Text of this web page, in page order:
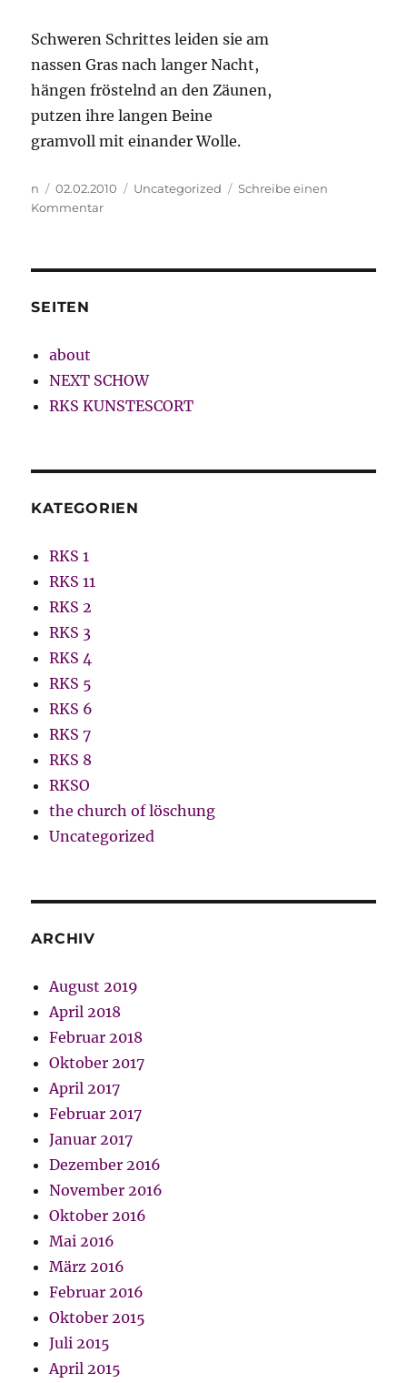
Schweren Schrittes leiden sie am
nassen Gras nach langer Nacht,
hängen fröstelnd an den Zäunen,
putzen ihre langen Beine
gramvoll mit einander Wolle.
Autor
n
Veröffentlicht
am
02.02.2010 Kategorien
Uncategorized
Schreibe einen
Kommentarzu
SEITEN
about
NEXT SCHOW
RKS KUNSTESCORT
KATEGORIEN
RKS 1
RKS 11
RKS 2
RKS 3
RKS 4
RKS 5
RKS 6
RKS 7
RKS 8
RKSO
the church of löschung
Uncategorized
ARCHIV
August 2019
April 2018
Februar 2018
Oktober 2017
April 2017
Februar 2017
Januar 2017
Dezember 2016
November 2016
Oktober 2016
Mai 2016
März 2016
Februar 2016
Oktober 2015
Juli 2015
April 2015